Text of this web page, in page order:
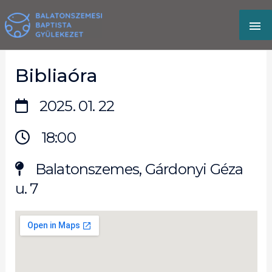
to
content
Bibliaóra
2025. 01. 22
18:00
Balatonszemes, Gárdonyi Géza
u. 7